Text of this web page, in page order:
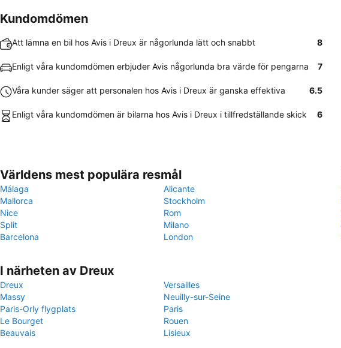
Kundomdömen
Att lämna en bil hos Avis i Dreux är någorlunda lätt och snabbt 8
Enligt våra kundomdömen erbjuder Avis någorlunda bra värde för pengarna 7
Våra kunder säger att personalen hos Avis i Dreux är ganska effektiva 6.5
Enligt våra kundomdömen är bilarna hos Avis i Dreux i tillfredställande skick 6
Världens mest populära resmål
Málaga
Alicante
Mallorca
Stockholm
Nice
Rom
Split
Milano
Barcelona
London
I närheten av Dreux
Dreux
Versailles
Massy
Neuilly-sur-Seine
Paris-Orly flygplats
Paris
Le Bourget
Rouen
Beauvais
Lisieux